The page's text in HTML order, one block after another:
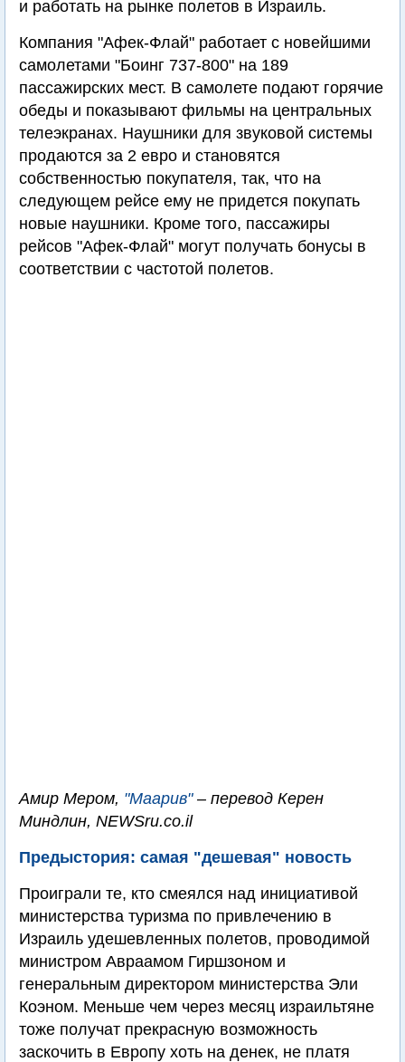
и работать на рынке полетов в Израиль.
Компания "Афек-Флай" работает с новейшими
самолетами "Боинг 737-800" на 189
пассажирских мест. В самолете подают горячие
обеды и показывают фильмы на центральных
телеэкранах. Наушники для звуковой системы
продаются за 2 евро и становятся
собственностью покупателя, так, что на
следующем рейсе ему не придется покупать
новые наушники. Кроме того, пассажиры
рейсов "Афек-Флай" могут получать бонусы в
соответствии с частотой полетов.
Амир Мером, "Маарив"– перевод Керен
Миндлин, NEWSru.co.il
Предыстория: самая "дешевая" новость
Проиграли те, кто смеялся над инициативой
министерства туризма по привлечению в
Израиль удешевленных полетов, проводимой
министром Авраамом Гиршзоном и
генеральным директором министерства Эли
Коэном. Меньше чем через месяц израильтяне
тоже получат прекрасную возможность
заскочить в Европу хоть на денек, не платя